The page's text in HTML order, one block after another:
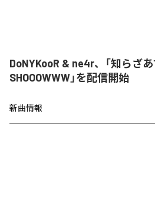
DoNYKooR & ne4r、「知らざ
SHOOOWWW」を配信開始
新曲情報